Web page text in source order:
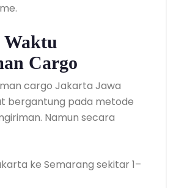
Waktu
Cargo
cargo Jakarta Jawa
bergantung pada metode
Namun secara
ke Semarang sekitar 1–